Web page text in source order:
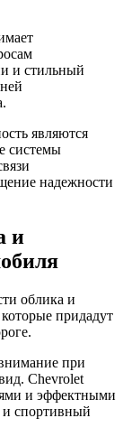
и стильный
являются
системы
надежности
и
облика и
придадут
при
Chevrolet
и эффектными
спортивный